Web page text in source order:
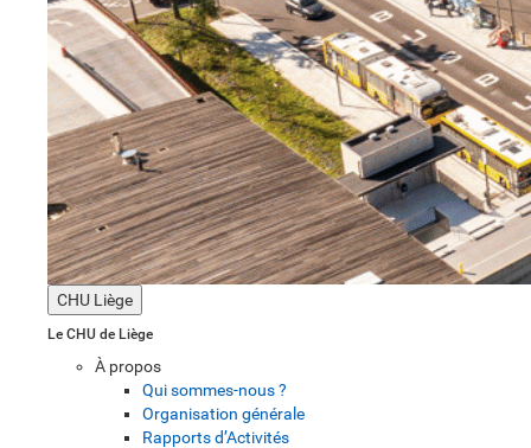
CHU Liège
Le CHU de Liège
À propos
Qui sommes-nous ?
Organisation générale
Rapports d’Activités